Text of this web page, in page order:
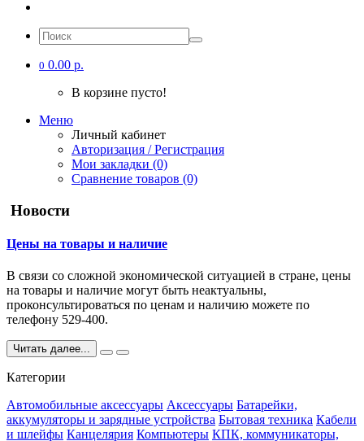
0 0.00 р.
В корзине пусто!
Меню
Личный кабинет
Авторизация / Регистрация
Мои закладки (0)
Сравнение товаров (0)
Новости
Цены на товары и наличие
В связи со сложной экономической ситуацией в стране, цены
на товары и наличие могут быть неактуальны,
проконсультироваться по ценам и наличию можете по
телефону 529-400.
Читать далее...
Категории
Автомобильные аксессуары Аксессуары Батарейки,
аккумуляторы и зарядные устройства Бытовая техника Кабели
и шлейфы Канцелярия Компьютеры КПК, коммуникаторы,